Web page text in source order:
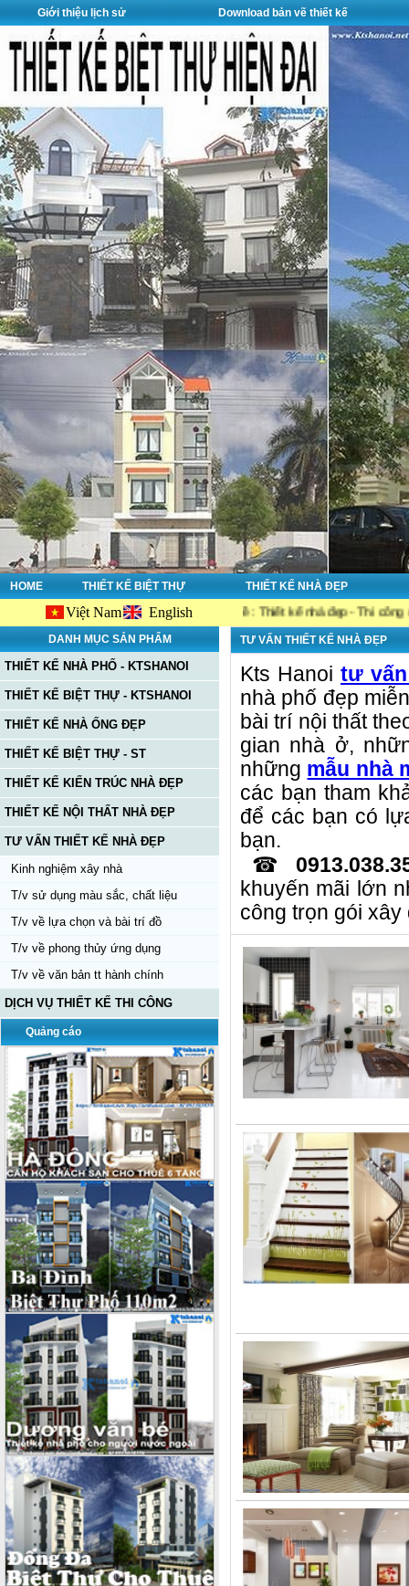
Giới thiệu lịch sử Download bản vẽ thiết kế
HOME THIẾT KẾ BIỆT THỰ THIẾT KẾ NHÀ ĐẸP
Việt Nam English
Ktshanoi.net, công ty chuyên về : Thiết kế nhà đẹp - Thi công nhà
DANH MỤC SẢN PHẨM
THIẾT KẾ NHÀ PHỐ - KTSHANOI
THIẾT KẾ BIỆT THỰ - KTSHANOI
THIẾT KẾ NHÀ ỐNG ĐẸP
THIẾT KẾ BIỆT THỰ - ST
THIẾT KẾ KIẾN TRÚC NHÀ ĐẸP
THIẾT KẾ NỘI THẤT NHÀ ĐẸP
TƯ VẤN THIẾT KẾ NHÀ ĐẸP
Kinh nghiệm xây nhà
T/v sử dụng màu sắc, chất liệu
T/v về lựa chọn và bài trí đồ
T/v về phong thủy ứng dụng
T/v về văn bản tt hành chính
DỊCH VỤ THIẾT KẾ THI CÔNG
Quảng cáo
TƯ VẤN THIẾT KẾ NHÀ ĐẸP
Kts Hanoi tư
nhà phố đẹp
bài trí nội thất
gian nhà ở,
những mẫu nhà
các bạn tham
để các bạn có
bạn.
☎
khuyến mãi lớn
công trọn gói